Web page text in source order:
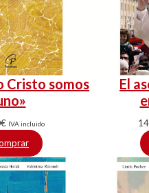
Cristo somos
€ IVA incluido
El